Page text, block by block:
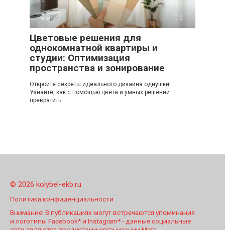
Ремонт 0
Цветовые решения для
однокомнатной квартиры и
студии: Оптимизация
пространства и зонирование
Откройте секреты идеального дизайна однушки!
Узнайте, как с помощью цвета и умных решений
превратить
© 2026 kolybel-ekb.ru
Политика конфиденциальности
Внимание! В публикациях могут встречаются упоминания
и логотипы Facebook* и Instagram* - данные социальные